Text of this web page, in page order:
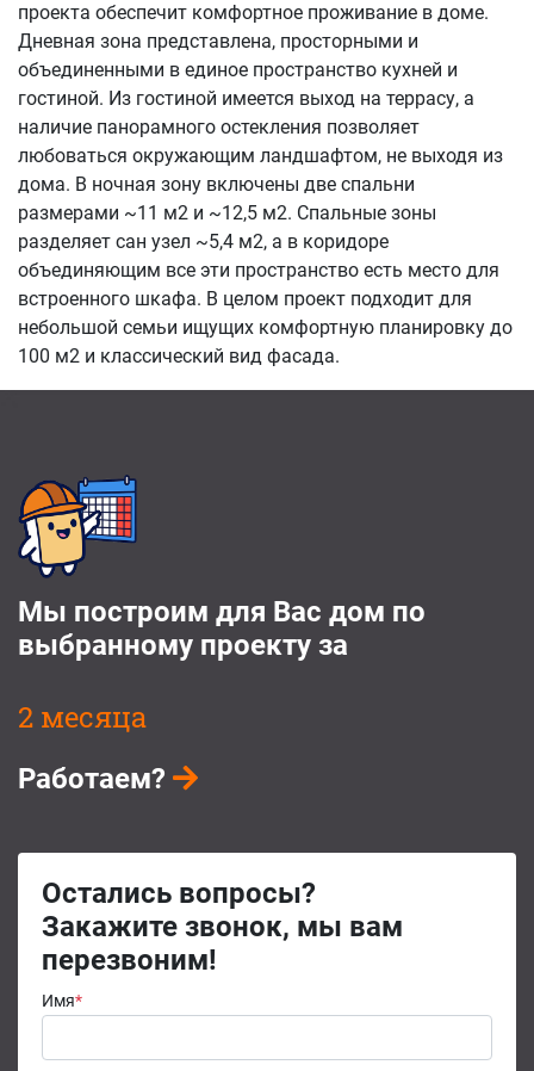
проекта обеспечит комфортное проживание в доме.
Дневная зона представлена, просторными и
объединенными в единое пространство кухней и
гостиной. Из гостиной имеется выход на террасу, а
наличие панорамного остекления позволяет
любоваться окружающим ландшафтом, не выходя из
дома. В ночная зону включены две спальни
размерами ~11 м2 и ~12,5 м2. Спальные зоны
разделяет сан узел ~5,4 м2, а в коридоре
объединяющим все эти пространство есть место для
встроенного шкафа. В целом проект подходит для
небольшой семьи ищущих комфортную планировку до
100 м2 и классический вид фасада.
Мы построим для Вас дом по
выбранному проекту за
2 месяца
Работаем?
Остались вопросы?
Закажите звонок, мы вам
перезвоним!
Имя*